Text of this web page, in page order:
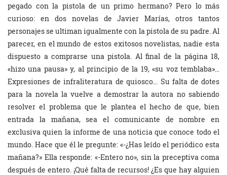
pegado con la pistola de un primo hermano? Pero lo más
curioso: en dos novelas de Javier Marías, otros tantos
personajes se ultiman igualmente con la pistola de su padre. Al
parecer, en el mundo de estos exitosos novelistas, nadie esta
dispuesto a comprarse una pistola. Al final de la página 18,
«hizo una pausa» y, al principio de la 19, «su voz temblaba»…
Expresiones de infraliteratura de quiosco… Su falta de dotes
para la novela la vuelve a demostrar la autora no sabiendo
resolver el problema que le plantea el hecho de que, bien
entrada la mañana, sea el comunicante de nombre en
exclusiva quien la informe de una noticia que conoce todo el
mundo. Hace que él le pregunte: «-¿Has leído el periódico esta
mañana?» Ella responde: «-Entero no», sin la preceptiva coma
después de entero. ¡Qué falta de recursos! ¿Es que hay alguien